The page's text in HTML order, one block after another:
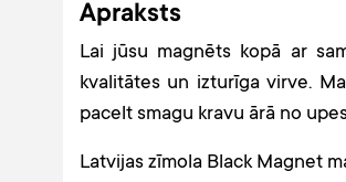
Apraksts
Lai jūsu magnēts kopā ar
kvalitātes un izturīga virve.
pacelt smagu kravu ārā no
Latvijas zīmola Black Magnet